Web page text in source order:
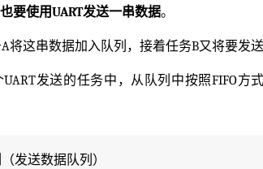
要使用UART发送一串数据。
将这串数据加入队列，接着任务B又将要发
发送的任务中，从队列中按照FIFO方
发送数据队列）